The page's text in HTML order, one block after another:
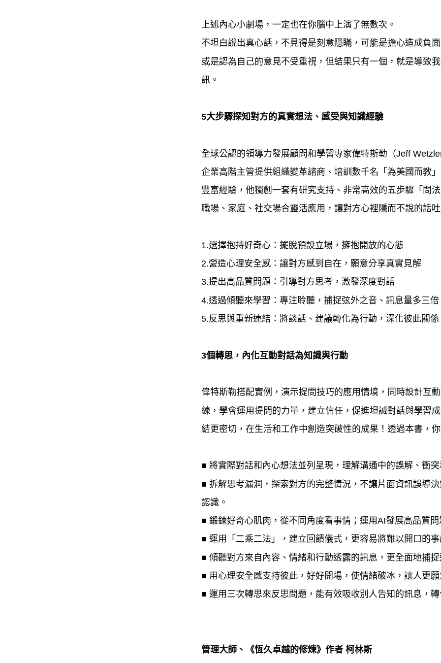
上述內心小劇場，一定也在你腦中上演了無數次。
不坦白說出真心話，不見得是刻意隱瞞，可能是擔心造成負
或是認為自己的意見不受重視，但結果只有一個，就是導致
訊。
5大步驟探知對方的真實想法、感受與知識經驗
全球公認的領導力發展顧問和學習專家偉特斯勒（Jeff
企業高階主管提供組織變革諮商、培訓數千名「為美國而教
豐富經驗，他獨創一套有研究支持、非常高效的五步驟「問
職場、家庭、社交場合靈活應用，讓對方心裡隱而不說的話
1.選擇抱持好奇心：擺脫預設立場，擁抱開放的心態
2.營造心理安全感：讓對方感到自在，願意分享真實見解
3.提出高品質問題：引導對方思考，激發深度對話
4.透過傾聽來學習：專注聆聽，捕捉弦外之音、訊息量多三倍
5.反思與重新連結：將談話、建議轉化為行動，深化彼此關係
3個轉思，內化互動對話為知識與行動
偉特斯勒搭配實例，演示提問技巧的應用情境，同時設計互
練，學會運用提問的力量，建立信任，促進坦誠對話與學習
結更密切，在生活和工作中創造突破性的成果！透過本書，
■ 將實際對話和內心想法並列呈現，理解溝通中的誤解、衝
■ 拆解思考漏洞，探索對方的完整情況，不讓片面資訊誤導
認識。
■ 鍛鍊好奇心肌肉，從不同角度看事情；運用AI發展高品質
■ 運用「二乘二法」，建立回饋儀式，更容易將難以開口的
■ 傾聽對方來自內容、情緒和行動透露的訊息，更全面地捕
■ 用心理安全感支持彼此，好好開場，使情緒破冰，讓人更
■ 運用三次轉思來反思問題，能有效吸收別人告知的訊息，
管理大師、《恆久卓越的修煉》作者 柯林斯